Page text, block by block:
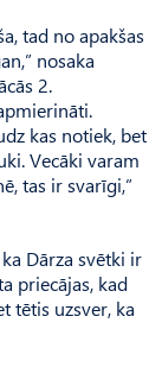
tad no apakšas
nosaka
2.
kas notiek, bet
Vecāki varam
tas ir svarīgi,”
Dārza svētki ir
priecājas, kad
tētis uzsver, ka